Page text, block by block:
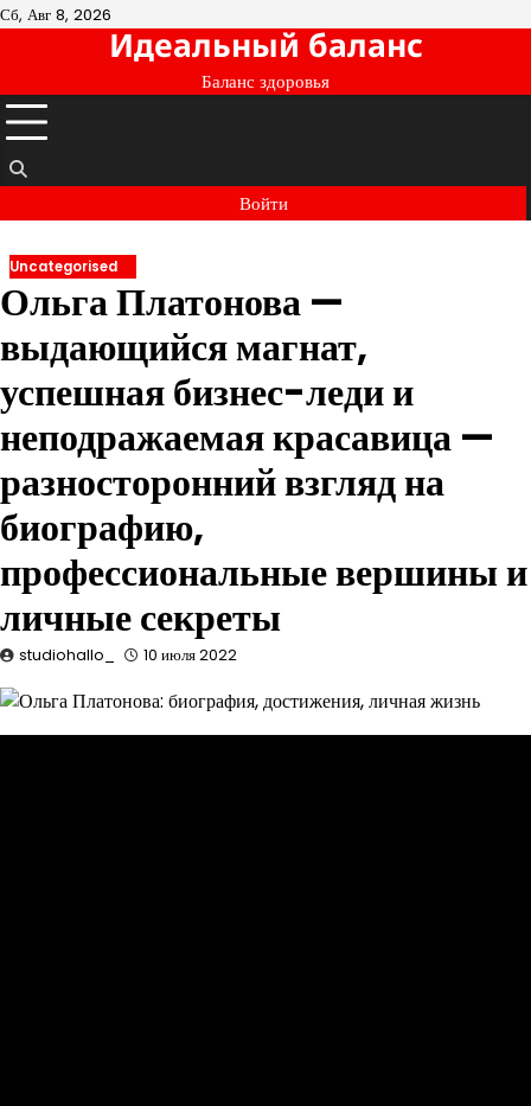
Перейти
Сб, Авг 8, 2026
Идеальный баланс
Баланс здоровья
Войти
Uncategorised
Ольга Платонова —
выдающийся магнат,
успешная бизнес-леди и
неподражаемая красавица —
разносторонний взгляд на
биографию,
профессиональные вершины и
личные секреты
studiohallo_ 10 июля 2022